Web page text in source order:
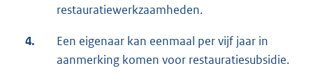
restauratiewerkzaamheden.
4.
Een eigenaar kan eenmaal per vijf jaar in
aanmerking komen voor restauratiesubsidie.